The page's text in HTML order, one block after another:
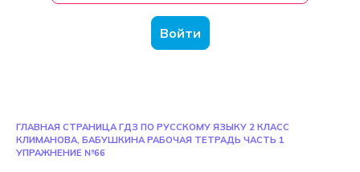
Войти
ГЛАВНАЯ СТРАНИЦА ГДЗ ПО РУССКОМУ ЯЗЫКУ 2 КЛАСС
КЛИМАНОВА, БАБУШКИНА РАБОЧАЯ ТЕТРАДЬ ЧАСТЬ 1
УПРАЖНЕНИЕ №66